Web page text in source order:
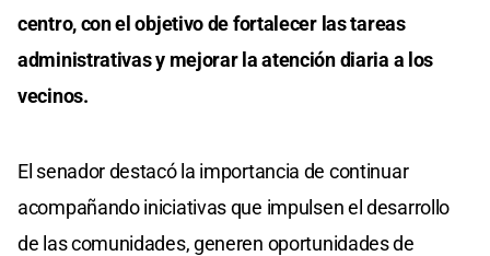
centro, con el objetivo de fortalecer las tareas
administrativas y mejorar la atención diaria a los
vecinos.
El senador destacó la importancia de continuar
acompañando iniciativas que impulsen el desarrollo
de las comunidades, generen oportunidades de